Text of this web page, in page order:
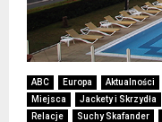
ABC Europa Aktualności
Miejsca
Jackety i Skrzydła
Relacje
Suchy Skafander